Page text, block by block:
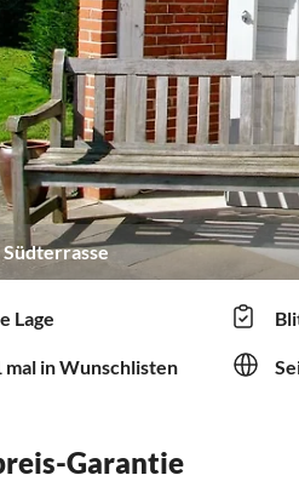
Südterrasse
Lage
mal in Wunschlisten
Garantie